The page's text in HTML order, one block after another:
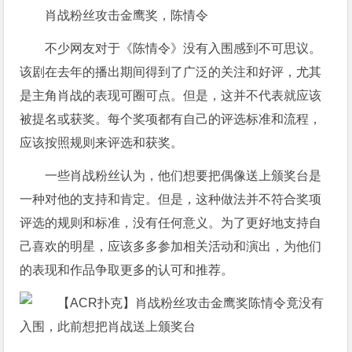
肖战粉丝攻击金鹰奖，陈情令
不少网友对于《陈情令》没有入围感到不可思议。
该剧在去年的播出期间得到了广泛的关注和好评，尤其
是主角肖战的表现可圈可点。但是，这并不代表就应该
被提名或获奖。每个奖项都有自己的评选标准和流程，
应该按照规则来评选和获奖。
一些肖战粉丝认为，他们想要把偶像送上颁奖台是
一种对他的支持和肯定。但是，这种做法并不符合奖项
评选的规则和标准，没有任何意义。为了更好地支持自
己喜欢的明星，应该多多参加相关活动和演出，为他们
的表现和作品争取更多的认可和推荐。